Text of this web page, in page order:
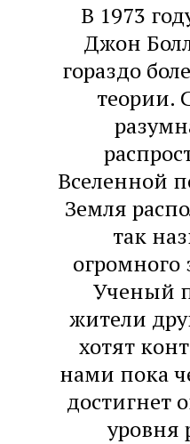
В 1973
Джон
гораздо
теории.
Вселенной
Земля
так
огромного
Ученый
жители
хотят
нами пока
достигнет
уровня